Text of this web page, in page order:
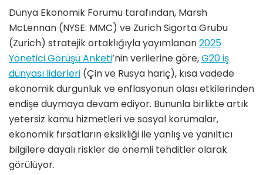
Dünya Ekonomik Forumu tarafından, Marsh
McLennan (NYSE: MMC) ve Zurich Sigorta Grubu
(Zurich) stratejik ortaklığıyla yayımlanan2025
Yönetici Görüşü Anketi’nin verilerine göre,G20 iş
dünyası liderleri (Çin ve Rusya hariç), kısa vadede
ekonomik durgunluk ve enflasyonun olası etkilerinden
endişe duymaya devam ediyor. Bununla birlikte artık
yetersiz kamu hizmetleri ve sosyal korumalar,
ekonomik fırsatların eksikliği ile yanlış ve yanıltıcı
bilgilere dayalı riskler de önemli tehditler olarak
görülüyor.